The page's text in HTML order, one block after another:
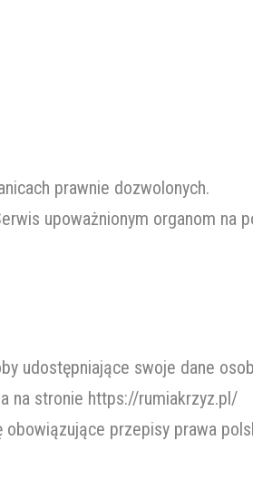
prawnie dozwolonych.
upoważnionym organom na
udostępniające swoje dane
na stronie https://rumiakrzyz.pl/
przepisy prawa